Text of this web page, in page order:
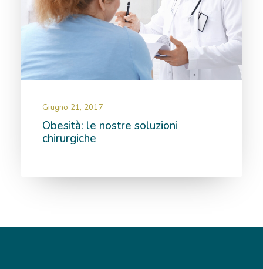
CASA DI CURA
I NOSTRI MEDICI
DIAGNOSI E CURA
RICOVERI
PATOLOGIE
Giugno 21, 2017
Obesità: le nostre soluzioni
chirurgiche